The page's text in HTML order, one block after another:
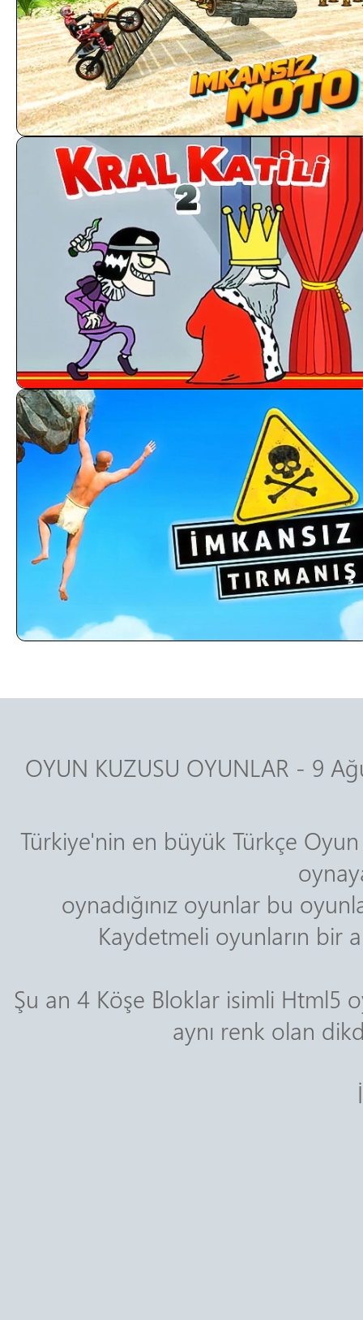
OYUN KUZUSU OYUNLAR - 9
Türkiye'nin en büyük Türkçe
oynadığınız oyunlar bu
Kaydetmeli oyunların bir
Şu an 4 Köşe Bloklar isimli Html5
aynı renk olan